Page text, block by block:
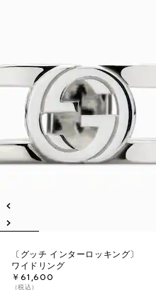
〔グッチ インターロッキング〕
ワイドリング
￥61,600
（税込）